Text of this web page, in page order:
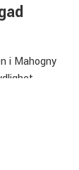
i Mahogny
känns
&